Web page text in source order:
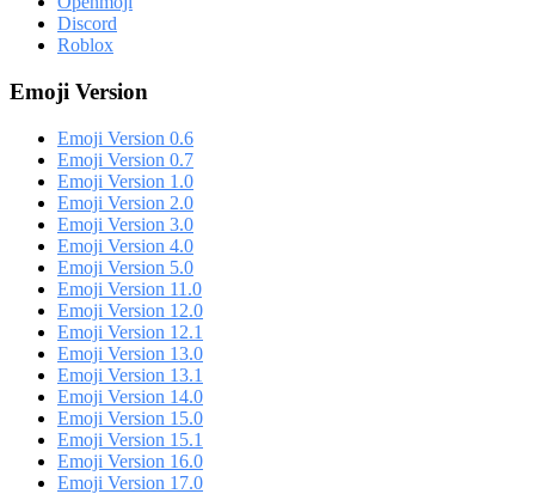
Discord
Roblox
Emoji Version
Emoji Version 0.6
Emoji Version 0.7
Emoji Version 1.0
Emoji Version 2.0
Emoji Version 3.0
Emoji Version 4.0
Emoji Version 5.0
Emoji Version 11.0
Emoji Version 12.0
Emoji Version 12.1
Emoji Version 13.0
Emoji Version 13.1
Emoji Version 14.0
Emoji Version 15.0
Emoji Version 15.1
Emoji Version 16.0
Emoji Version 17.0